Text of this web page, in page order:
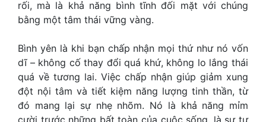
rối, mà là khả năng bình tĩnh đối mặt với chúng
bằng một tâm thái vững vàng.
Bình yên là khi bạn chấp nhận mọi thứ như nó vốn
dĩ – không cố thay đổi quá khứ, không lo lắng thái
quá về tương lai. Việc chấp nhận giúp giảm xung
đột nội tâm và tiết kiệm năng lượng tinh thần, từ
đó mang lại sự nhẹ nhõm. Nó là khả năng mỉm
cười trước những bất toàn của cuộc sống, là sự tự